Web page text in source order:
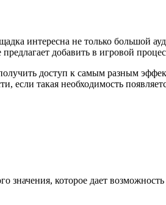
интересна не только большой
добавить в игровой
доступ к самым разным
если такая необходимость
которое дает